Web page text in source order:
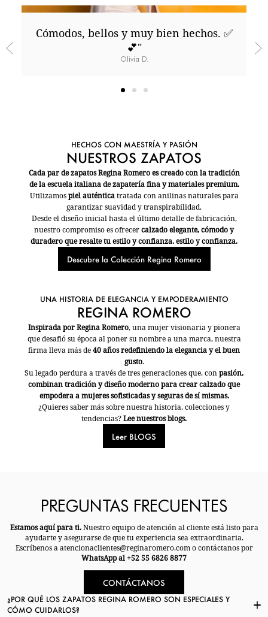
Cómodos, bellos y muy bien hechos. ✅️
💕"
Olivia D.
HECHOS CON MAESTRÍA Y PASIÓN
NUESTROS ZAPATOS
Cada par de zapatos Regina Romero es creado con la tradición
de la escuela italiana de zapatería fina y materiales premium.
Utilizamospiel auténticatratada con anilinas naturales para
garantizar suavidad y transpirabilidad.
Desde el diseño inicial hasta el último detalle de fabricación,
nuestro compromiso es ofrecercalzado elegante, cómodo y
duradero que resalte tu estilo y confianza. estilo y confianza.
Descubre la Colección Regina Romero
UNA HISTORIA DE ELEGANCIA Y EMPODERAMIENTO
REGINA ROMERO
Inspirada por Regina Romero, una mujer visionaria y pionera
que desafió su época al poner su nombre a una marca, nuestra
firma lleva más de40 años redefiniendo la elegancia y el buen
gusto.
Su legado perdura a través de tres generaciones que, conpasión,
combinan tradición y diseño moderno para crear calzado que
empodera a mujeres sofisticadas y seguras de sí mismas.
¿Quieres saber más sobre nuestra historia, colecciones y
tendencias?Lee nuestros blogs.
Leer BLOGS
PREGUNTAS FRECUENTES
Estamos aquí para ti.Nuestro equipo de atención al cliente está listo para
ayudarte y asegurarse de que tu experiencia sea extraordinaria.
Escríbenos a atencionaclientes@reginaromero.com o contáctanos por
WhatsApp al +52 55 6826 8877
CONTÁCTANOS
¿POR QUÉ LOS ZAPATOS REGINA ROMERO SON ESPECIALES Y
CÓMO CUIDARLOS?